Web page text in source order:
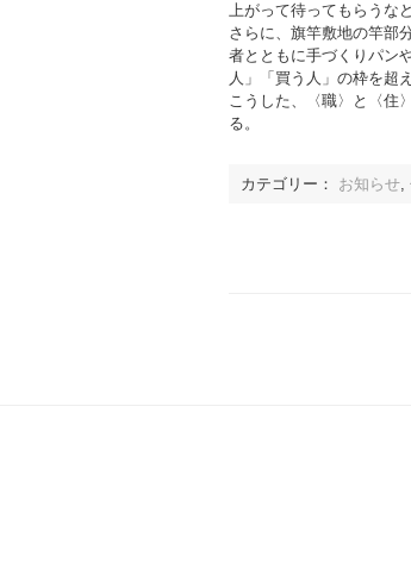
上がって待ってもらうな
さらに、旗竿敷地の竿部
者とともに手づくりパン
人」「買う人」の枠を超
こうした、〈職〉と〈住
る。
カテゴリー： お知らせ,